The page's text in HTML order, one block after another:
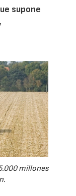
supone
millones